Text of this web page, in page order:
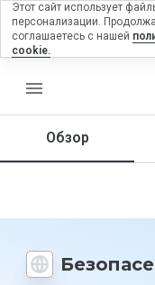
menu
Обзор
на
оценили
сайт от
1 до 5?
Этот сайт использует
персонализации.
соглашаетесь с нашей
cookie.